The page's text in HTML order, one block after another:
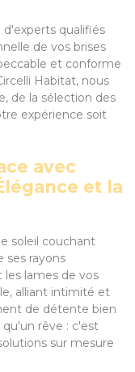
qualifiés
de vos brises
et conforme
Habitat, nous
de la sélection des
expérience soit
avec
et la
soleil couchant
ses rayons
les lames de vos
alliant intimité et
de détente bien
rêve : c'est
sur mesure